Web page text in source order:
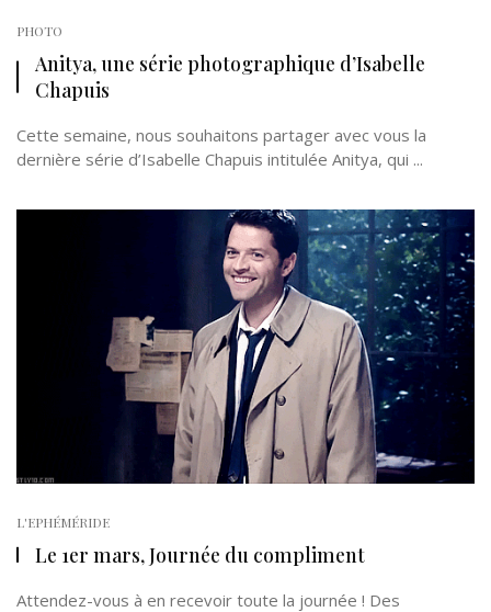
PHOTO
Anitya, une série photographique d’Isabelle
Chapuis
Cette semaine, nous souhaitons partager avec vous la
dernière série d’Isabelle Chapuis intitulée Anitya, qui ...
L'EPHÉMÉRIDE
Le 1er mars, Journée du compliment
Attendez-vous à en recevoir toute la journée ! Des